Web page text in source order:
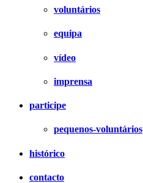
voluntários
equipa
vídeo
imprensa
participe
pequenos-voluntários
histórico
contacto